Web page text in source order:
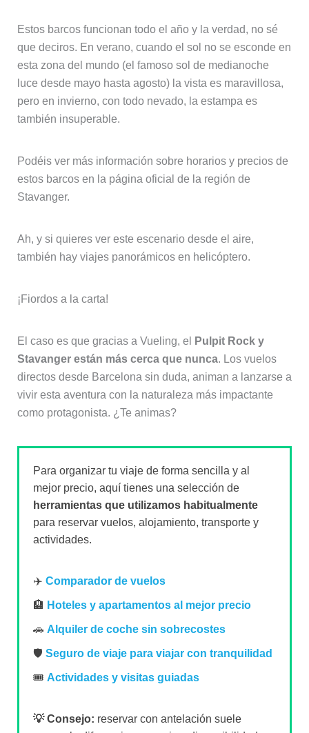
Estos barcos funcionan todo el año y la verdad, no sé
que deciros. En verano, cuando el sol no se esconde en
esta zona del mundo (el famoso sol de medianoche
luce desde mayo hasta agosto) la vista es maravillosa,
pero en invierno, con todo nevado, la estampa es
también insuperable.
Podéis ver más información sobre horarios y precios de
estos barcos en la página oficial de la región de
Stavanger.
Ah, y si quieres ver este escenario desde el aire,
también hay viajes panorámicos en helicóptero.
¡Fiordos a la carta!
El caso es que gracias a Vueling, el
Pulpit Rock y
Stavanger están más cerca que nunca. Los vuelos
directos desde Barcelona sin duda, animan a lanzarse a
vivir esta aventura con la naturaleza más impactante
como protagonista. ¿Te animas?
Para organizar tu viaje de forma sencilla y al
mejor precio, aquí tienes una selección de
herramientas que utilizamos habitualmente
para reservar vuelos, alojamiento, transporte y
actividades.
✈️ Comparador de vuelos
🏨 Hoteles y apartamentos al mejor precio
🚗 Alquiler de coche sin sobrecostes
🛡️ Seguro de viaje para viajar con tranquilidad
🎟️ Actividades y visitas guiadas
💡 Consejo: reservar con antelación suele